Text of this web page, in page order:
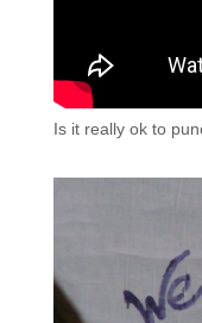
Is it really ok to